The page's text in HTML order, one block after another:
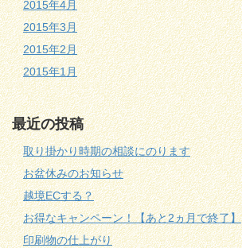
2015年4月
2015年3月
2015年2月
2015年1月
最近の投稿
取り掛かり時期の相談にのります
お盆休みのお知らせ
越境ECする？
お得なキャンペーン！【あと2ヵ月で終了】
印刷物の仕上がり